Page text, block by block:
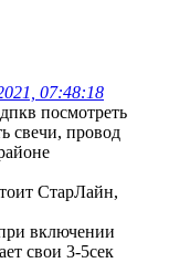
07:48:18
посмотреть
свечи, провод
СтарЛайн,
включении
свои 3-5сек